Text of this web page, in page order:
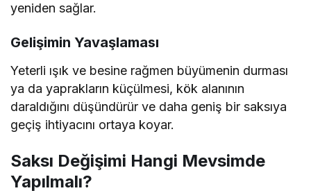
yeniden sağlar.
Gelişimin Yavaşlaması
Yeterli ışık ve besine rağmen büyümenin durması
ya da yaprakların küçülmesi, kök alanının
daraldığını düşündürür ve daha geniş bir saksıya
geçiş ihtiyacını ortaya koyar.
Saksı Değişimi Hangi Mevsimde
Yapılmalı?